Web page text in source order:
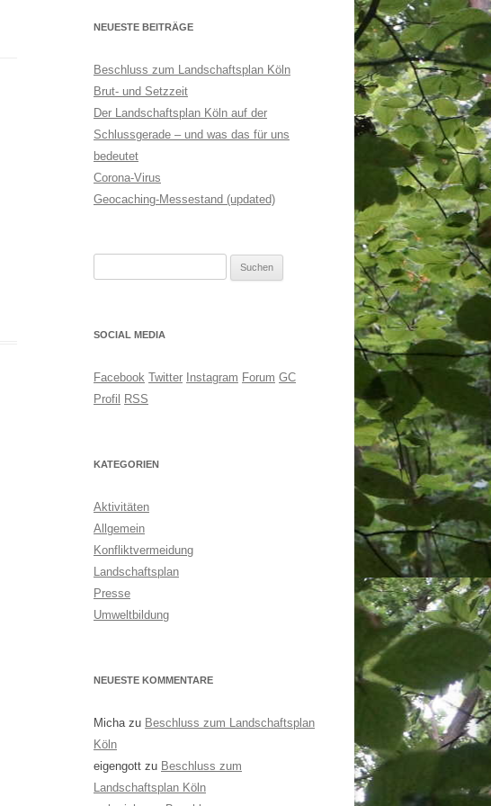
NEUESTE BEITRÄGE
Beschluss zum Landschaftsplan Köln
Brut- und Setzzeit
Der Landschaftsplan Köln auf der
Schlussgerade – und was das für uns
bedeutet
Corona-Virus
Geocaching-Messestand (updated)
SOCIAL MEDIA
Facebook Twitter Instagram Forum GC
Profil
RSS
KATEGORIEN
Aktivitäten
Allgemein
Konfliktvermeidung
Landschaftsplan
Presse
Umweltbildung
NEUESTE KOMMENTARE
Michazu Beschluss zum Landschaftsplan
Köln
eigengott zu Beschluss zum
Landschaftsplan Köln